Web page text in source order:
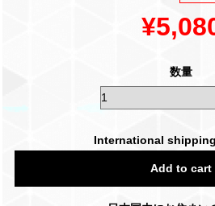
数量
International
Add to cart